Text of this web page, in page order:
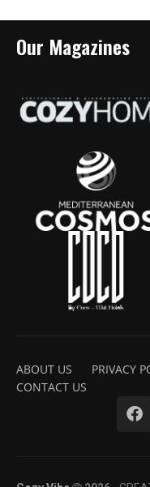
Our Magazines
ABOUT US PRIVACY
CONTACT US